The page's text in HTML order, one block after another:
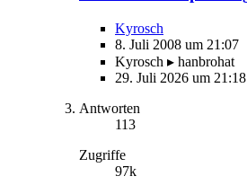
Kyrosch
8. Juli 2008 um 21:07
Kyrosch ▸ hanbrohat
29. Juli 2026 um 21:18
Antworten
113
Zugriffe
97k